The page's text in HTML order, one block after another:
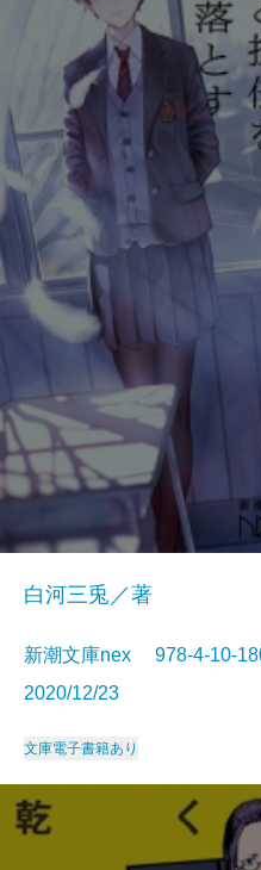
白河三兎／著
新潮文庫nex 978-4-10-
2020/12/23
文庫電子書籍あり